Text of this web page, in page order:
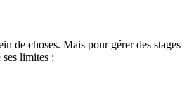
de choses. Mais pour gérer des stages
limites :